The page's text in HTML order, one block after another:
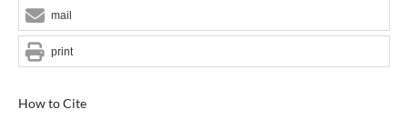
How to Cite
mail
print